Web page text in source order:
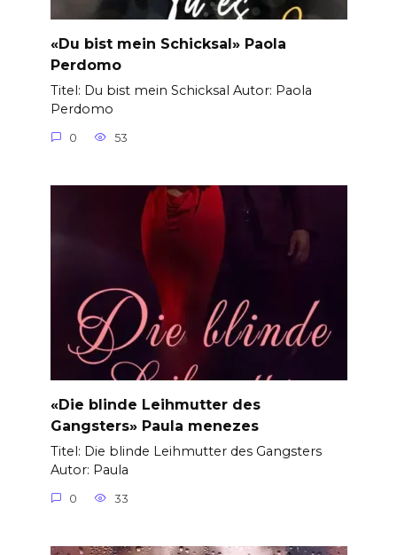
«Du bist mein Schicksal» Paola
Perdomo
Titel: Du bist mein Schicksal Autor: Paola
Perdomo
0 53
«Die blinde Leihmutter des
Gangsters» Paula menezes
Titel: Die blinde Leihmutter des Gangsters
Autor: Paula
0 33